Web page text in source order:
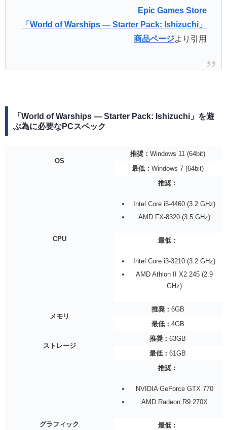
Epic Games Store
「World of Warships — Starter Pack: Ishizuchi」
商品ページより引用
「World of Warships — Starter Pack: Ishizuchi」を遊
ぶ為に必要なPCスペック
OS
推奨： Windows 11 (64bit)
最低： Windows 7 (64bit)
CPU
推奨：
Intel Core i5-4460 (3.2 GHz)
AMD FX-8320 (3.5 GHz)
最低：
Intel Core i3-3210 (3.2 GHz)
AMD Athlon II X2 245 (2.9
GHz)
メモリ
推奨： 6GB
最低： 4GB
ストレージ
推奨： 63GB
最低： 61GB
グラフィック
推奨：
NVIDIA GeForce GTX 770
AMD Radeon R9 270X
最低：